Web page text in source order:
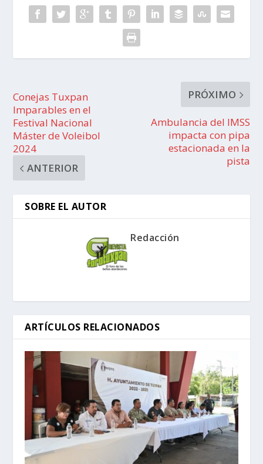
Conejas Tuxpan
Imparables en el
Festival Nacional
Máster de Voleibol
2024
ANTERIOR
PRÓXIMO
Ambulancia del IMSS
impacta con pipa
estacionada en la
pista
SOBRE EL AUTOR
Redacción
ARTÍCULOS RELACIONADOS